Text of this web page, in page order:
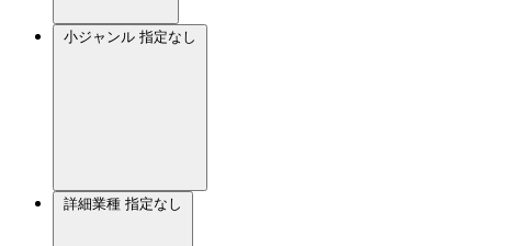
小ジャンル 指定なし
詳細業種 指定なし